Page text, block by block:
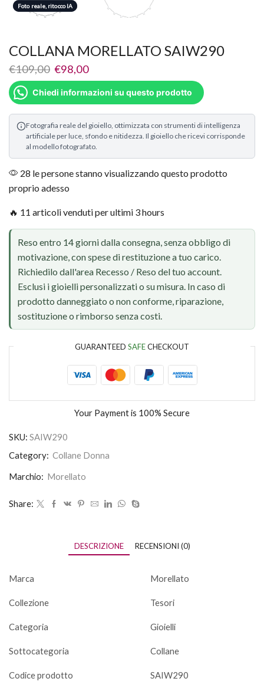
Foto reale, ritocco IA
Foto reale, ritocco IA
COLLANA MORELLATO SAIW290
€109,00 €98,00
Chiedi informazioni su questo prodotto
Fotografia reale del gioiello, ottimizzata con strumenti di intelligenza
artificiale per luce, sfondo e nitidezza. Il gioiello che ricevi corrisponde
al modello fotografato.
28 le persone stanno visualizzando questo prodotto
proprio adesso
🔥 11 articoli venduti per ultimi 3 hours
Reso entro 14 giorni dalla consegna, senza obbligo di
motivazione, con spese di restituzione a tuo carico.
Richiedilo dall'area Recesso / Reso del tuo account.
Esclusi i gioielli personalizzati o su misura. In caso di
prodotto danneggiato o non conforme, riparazione,
sostituzione o rimborso senza costi.
GUARANTEED SAFECHECKOUT
Your Payment is 100% Secure
SKU: SAIW290
Category: Collane Donna
Marchio: Morellato
Share:
DESCRIZIONE RECENSIONI (0)
Marca Morellato
Collezione Tesori
Categoria Gioielli
Sottocategoria Collane
Codice prodotto SAIW290